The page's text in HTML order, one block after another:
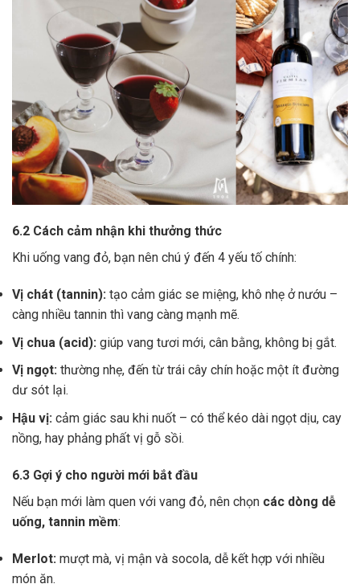
6.2 Cách cảm nhận khi thưởng thức
Khi uống vang đỏ, bạn nên chú ý đến 4 yếu tố chính:
Vị chát (tannin): tạo cảm giác se miệng, khô nhẹ ở nướu –
càng nhiều tannin thì vang càng mạnh mẽ.
Vị chua (acid): giúp vang tươi mới, cân bằng, không bị gắt.
Vị ngọt: thường nhẹ, đến từ trái cây chín hoặc một ít đường
dư sót lại.
Hậu vị: cảm giác sau khi nuốt – có thể kéo dài ngọt dịu, cay
nồng, hay phảng phất vị gỗ sồi.
6.3 Gợi ý cho người mới bắt đầu
Nếu bạn mới làm quen với vang đỏ, nên chọn các dòng dễ
uống, tannin mềm:
Merlot: mượt mà, vị mận và socola, dễ kết hợp với nhiều
món ăn.